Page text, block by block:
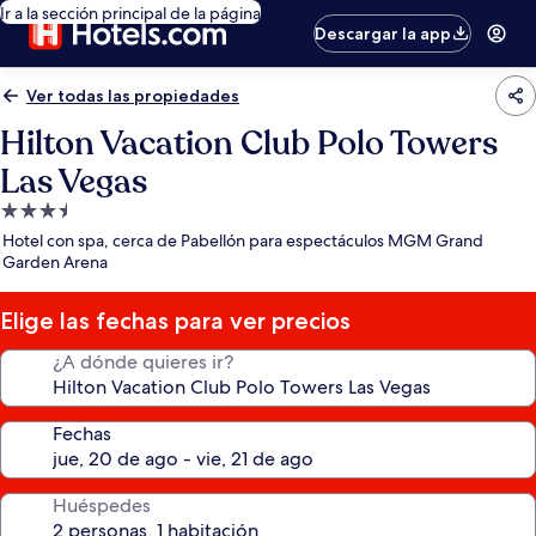
Ir a la sección principal de la página
Descargar la app
Ver todas las propiedades
Hilton Vacation Club Polo Towers
Las Vegas
Propiedad
de
3.5
estrellas
Hotel con spa, cerca de Pabellón para espectáculos MGM Grand
Garden Arena
Elige las fechas para ver precios
¿A dónde quieres ir?
Fechas
Huéspedes